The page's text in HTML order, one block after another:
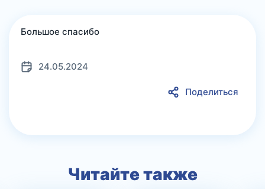
Большое спасибо
24.05.2024
Поделиться
Читайте также